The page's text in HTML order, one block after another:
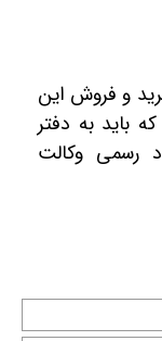
و فروش این
باید به دفتر
رسمی وکالت